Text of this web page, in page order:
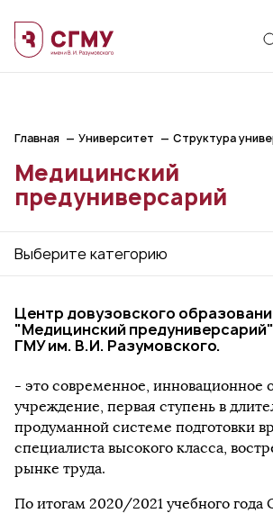
Главная Университет Структура
Медицинский
предуниверсарий
Выберите категорию
Центр довузовского
"Медицинский
ГМУ им. В.И. Разумовского.
- это современное, инновационное
учреждение, первая ступень в
продуманной системе подготовки
специалиста высокого класса,
рынке труда.
По итогам 2020/2021 учебного